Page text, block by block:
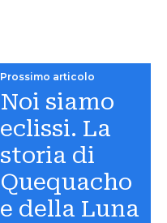
Prossimo articolo
Noi siamo
eclissi. La
storia di
Quequacho
e della Luna